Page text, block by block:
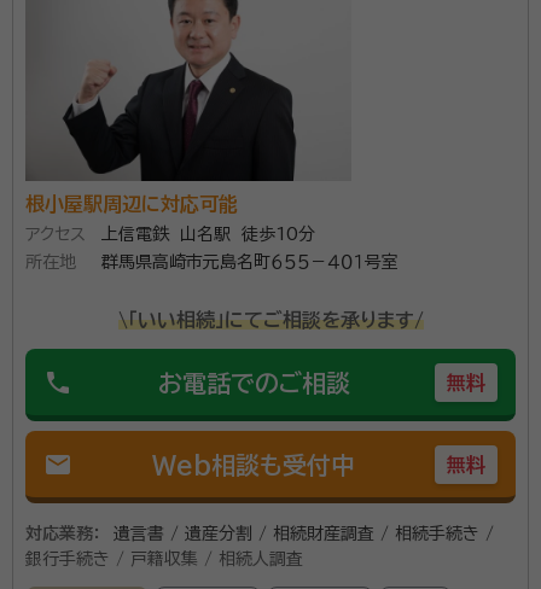
根小屋駅周辺に対応可能
アクセス
上信電鉄 山名駅 徒歩10分
所在地
群馬県高崎市元島名町６５５－４０１号室
\「いい相続」にてご相談を承ります/
phone お電話でのご相談 無料
mail Web相談も受付中 無料
対応業務：
遺言書 / 遺産分割 / 相続財産調査 / 相続手続き /
銀行手続き / 戸籍収集 / 相続人調査